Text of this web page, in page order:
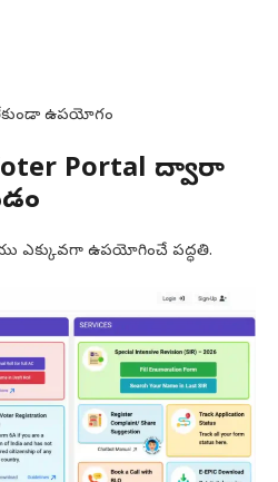
ఉపయోగం
Portal ద్వారా
ఎక్కువగా ఉపయోగించే పద్ధతి.